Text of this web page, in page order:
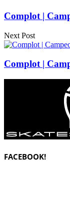
Complot |
Next Post
Complot |
FACEBOOK!